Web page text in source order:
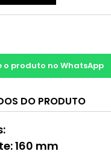
o produto no WhatsApp
DO PRODUTO
160 mm